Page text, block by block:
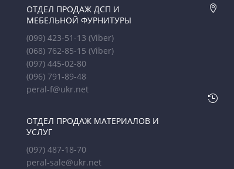
ОТДЕЛ ПРОДАЖ ДСП И
МЕБЕЛЬНОЙ ФУРНИТУРЫ
(099) 423-51-13(Viber)
(068) 762-85-15(Viber)
(097) 445-02-80
(096) 791-89-48
peral-f@ukr.net
ОТДЕЛ ПРОДАЖ МАТЕРИАЛОВ И
УСЛУГ
(097) 487-18-70
peral-sale@ukr.net

